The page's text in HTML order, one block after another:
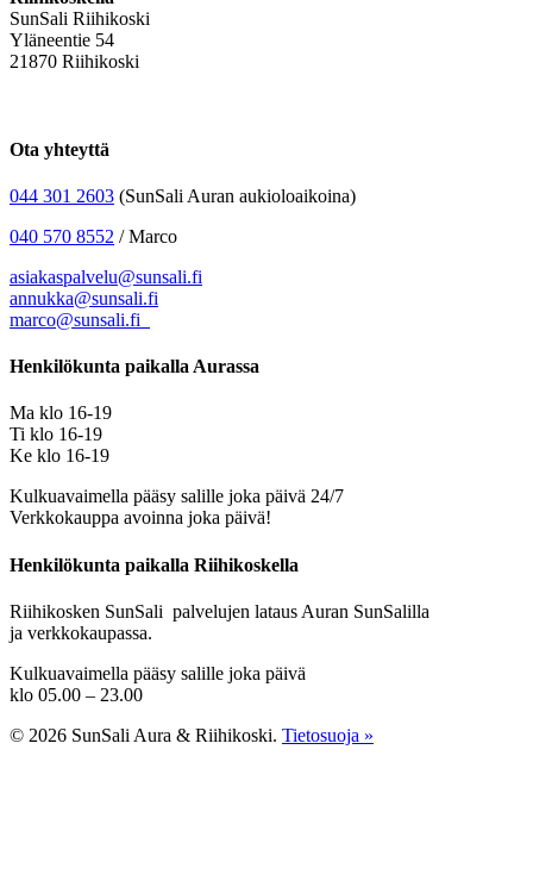
SunSali Riihikoski
Yläneentie 54
21870 Riihikoski
Ota yhteyttä
044 301 2603 (SunSali Auran aukioloaikoina)
040 570 8552 / Marco
asiakaspalvelu@sunsali.fi
annukka@sunsali.fi
marco@sunsali.fi
Henkilökunta paikalla Aurassa
Ma klo 16-19
Ti klo 16-19
Ke klo 16-19
Kulkuavaimella pääsy salille joka päivä 24/7
Verkkokauppa avoinna joka päivä!
Henkilökunta paikalla Riihikoskella
Riihikosken SunSali palvelujen lataus Auran SunSalilla
ja verkkokaupassa.
Kulkuavaimella pääsy salille joka päivä
klo 05.00 – 23.00
© 2026 SunSali Aura & Riihikoski. Tietosuoja »